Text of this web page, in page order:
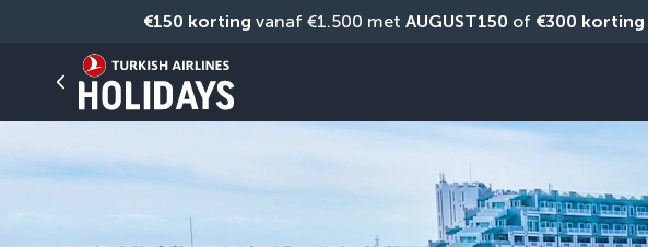
€150 korting vanaf €1.500 met AUGUST150 of €300 korting